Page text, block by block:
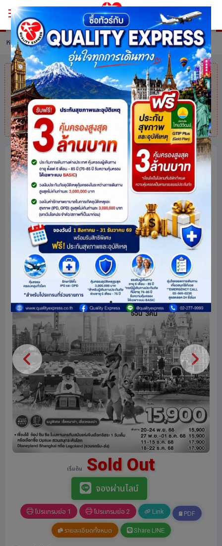
หน้าหลัก ทัวร์ China รายละเอียดทัวร์
คุณมาช้าไปแล้ว สินค้าหมดแล้วค่ะแต่ไม่
ต้องห่วง! สอบถามสินค้าคล้ายกันได้ที่
โทร.025113000
เซี่ยงไฮ้ Free day..Free Style 5 วัน 3
คืน โดยสายการบิน China Eastern
Airlines (MU)
จีน 165 share
ดูโปรแกรมทัวร์
เริ่มต้น Sold Out
จองผ่านไลน์
โปรแกรมย่อ 1 โปรแกรมย่อ 2 Link PDF
รายละเอียดทั้งหมด Share LINE